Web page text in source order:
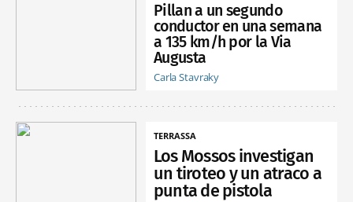
Pillan a un segundo
conductor en una semana
a 135 km/h por la Via
Augusta
Carla Stavraky
TERRASSA
Los Mossos investigan
un tiroteo y un atraco a
punta de pistola